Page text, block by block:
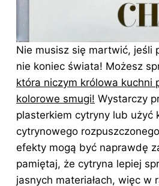
Nie musisz się martwić, jeśli
nie koniec świata! Możesz
która niczym królowa kuchni
kolorowe smugi! Wystarczy
plasterkiem cytryny lub użyć
cytrynowego
efekty mogą być naprawdę
pamiętaj, że cytryna lepiej
jasnych materiałach, więc w